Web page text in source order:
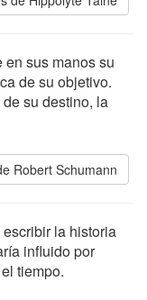
sus manos su
de su objetivo.
su destino, la
Robert Schumann
la historia
influido por
tiempo.